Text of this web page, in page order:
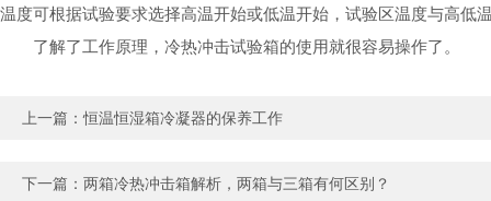
温度可根据试验要求选择高温开始或低温开始，试验区温度与高
了解了工作原理， 冷热冲击试验箱的使用就很容易操作了。
上一篇：恒温恒湿箱冷凝器的保养工作
下一篇： 两箱冷热冲击箱解析，两箱与三箱有何区别？